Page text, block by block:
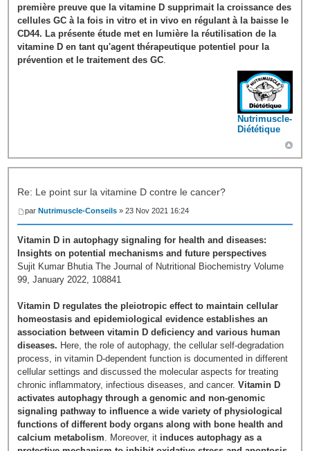
première preuve que la vitamine D supprimait la croissance des
cellules GC à la fois in vitro et in vivo en régulant à la baisse le
CD44. La présente étude met en lumière la réutilisation de la
vitamine D en tant qu'agent thérapeutique potentiel pour la
prévention et le traitement des GC
Nutrimuscle-
Diététique
Re: Le point sur la vitamine D contre le cancer?
par Nutrimuscle-Conseils » 23 Nov 2021 16:24
Vitamin D in autophagy signaling for health and diseases:
Insights on potential mechanisms and future perspectives
Sujit Kumar Bhutia The Journal of Nutritional Biochemistry Volume
99, January 2022, 108841
Vitamin D regulates the pleiotropic effect to maintain cellular
homeostasis and epidemiological evidence establishes an
association between vitamin D deficiency and various human
diseases. Here, the role of autophagy, the cellular self-degradation
process, in vitamin D-dependent function is documented in different
cellular settings and discussed the molecular aspects for treating
chronic inflammatory, infectious diseases, and cancer.Vitamin D
activates autophagy through a genomic and non-genomic
signaling pathway to influence a wide variety of physiological
functions of different body organs along with bone health and
calcium metabolism . Moreover, it induces autophagy as a